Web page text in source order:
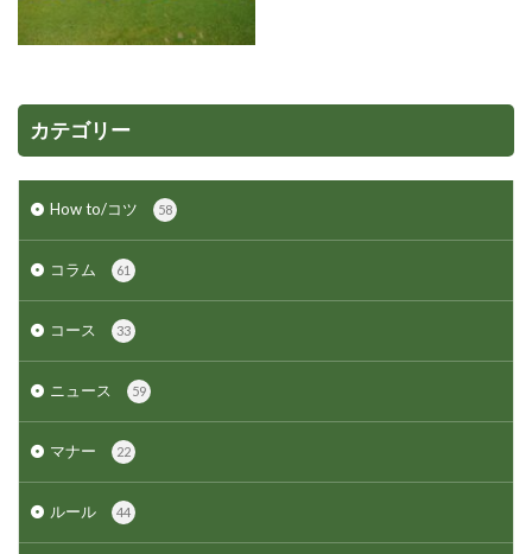
カテゴリー
How to/コツ 58
コラム 61
コース 33
ニュース 59
マナー 22
ルール 44